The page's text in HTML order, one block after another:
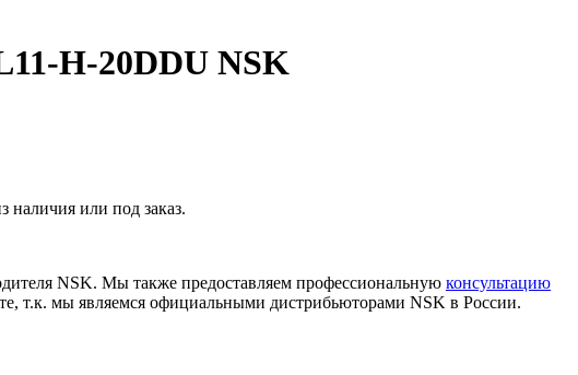
H-20DDU NSK
или под заказ.
NSK. Мы также предоставляем профессиональную консультацию
т.к. мы являемся официальными дистрибьюторами NSK в России.